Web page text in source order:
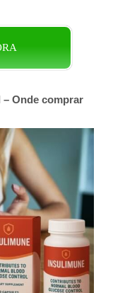
Onde comprar